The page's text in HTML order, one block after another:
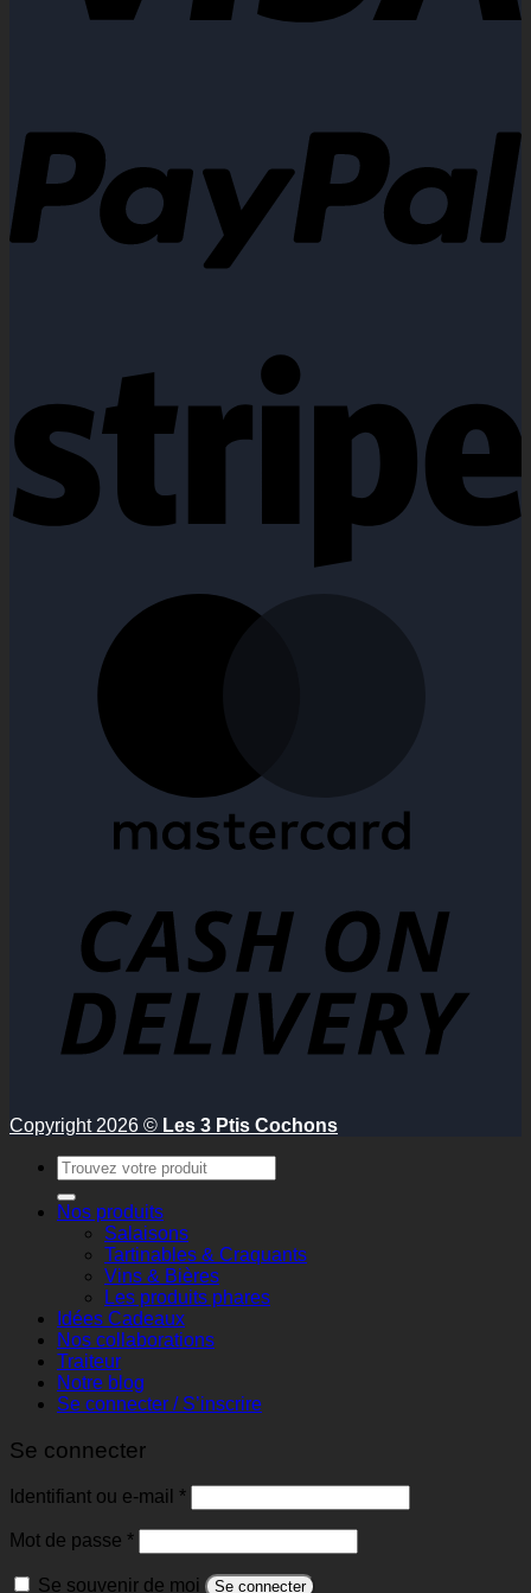
Copyright 2026 © Les 3 Ptis Cochons
Recherche
pour :
Nos produits
Salaisons
Tartinables & Craquants
Vins & Bières
Les produits phares
Idées Cadeaux
Nos collaborations
Traiteur
Notre blog
Se connecter / S’inscrire
Se connecter
Identifiant ou e-mail *Obligatoire
Mot de passe *Obligatoire
Se souvenir de moi Se connecter